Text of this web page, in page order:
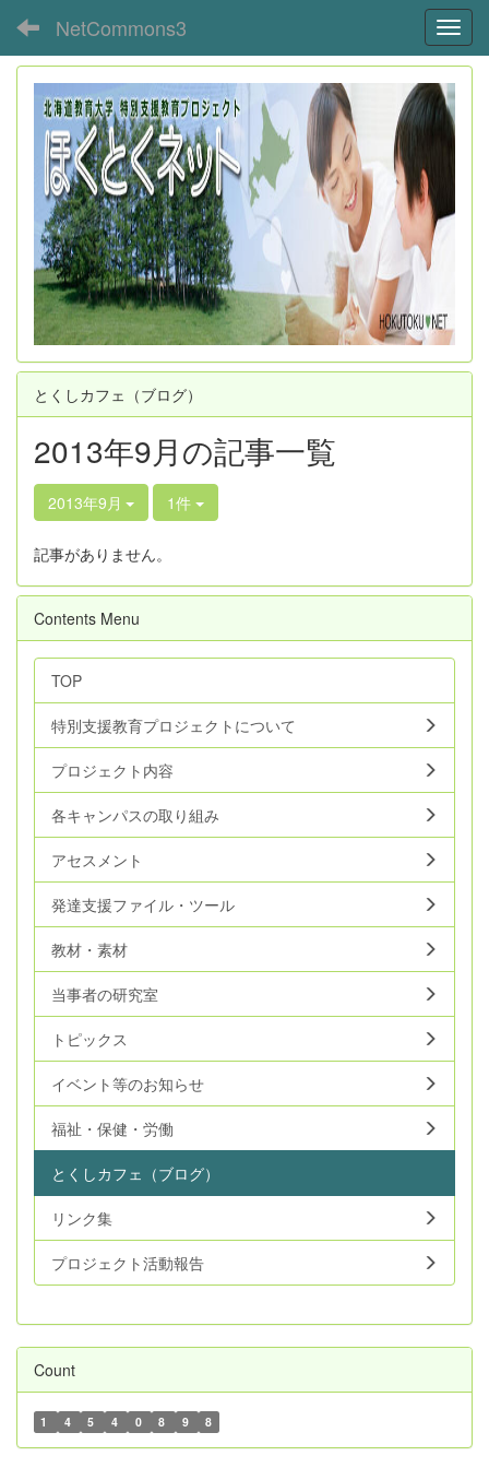
NetCommons3
とくしカフェ（ブログ）
2013年9月の記事一覧
2013年9月 1件
記事がありません。
Contents Menu
TOP
特別支援教育プロジェクトについて
プロジェクト内容
各キャンパスの取り組み
アセスメント
発達支援ファイル・ツール
教材・素材
当事者の研究室
トピックス
イベント等のお知らせ
福祉・保健・労働
とくしカフェ（ブログ）
リンク集
プロジェクト活動報告
Count
1 4 5 4 0 8 9 8